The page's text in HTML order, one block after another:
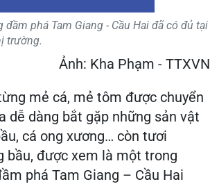
phá Tam Giang - Cầu Hai đã có đủ tại
trường.
Ảnh: Kha Phạm - TTXVN
mẻ cá, mẻ tôm được chuyển
dễ dàng bắt gặp những sản vật
cá ong xương… còn tươi
bầu, được xem là một trong
phá Tam Giang – Cầu Hai